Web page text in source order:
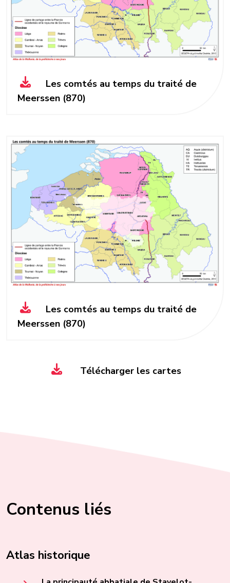
Les comtés au temps du traité de
Meerssen (870)
Les comtés au temps du traité de
Meerssen (870)
Télécharger les cartes
Contenus liés
Atlas historique